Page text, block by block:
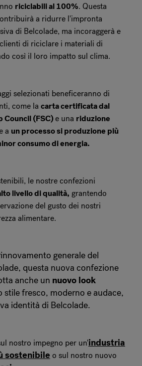
riciclabili al 100%. Questa
a ridurre l'impronta
di Belcolade, ma incoraggerà e
di riciclare i materiali di
così il loro impatto sul clima.
selezionati beneficeranno di
come la carta certificata dal
Council (FSC)e una riduzione
a un processo si produzione più
consumo di energia.
le nostre confezioni
livello di qualità, grantendo
del gusto dei nostri
alimentare.
generale del
questa nuova confezione
anche un nuovo look
fresco, moderno e audace,
identità di Belcolade.
nostro impegno per un'industria
sostenibileo sul nostro nuovo